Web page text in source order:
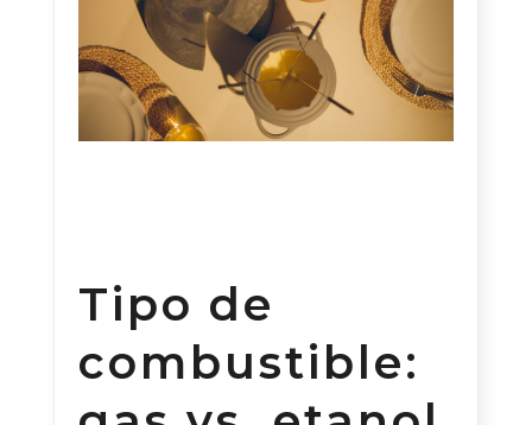
Tipo de
combustible: